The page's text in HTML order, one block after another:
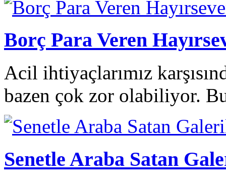
Borç Para Veren
Acil ihtiyaçlarımız
bazen çok zor olabiliyor.
Senetle Araba Satan